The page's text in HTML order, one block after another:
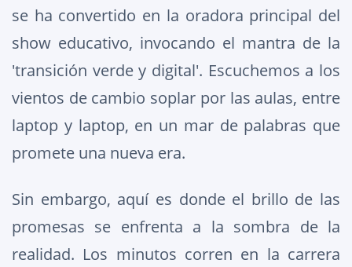
se ha convertido en la oradora principal del
show educativo, invocando el mantra de la
'transición verde y digital'. Escuchemos a los
vientos de cambio soplar por las aulas, entre
laptop y laptop, en un mar de palabras que
promete una nueva era.
Sin embargo, aquí es donde el brillo de las
promesas se enfrenta a la sombra de la
realidad. Los minutos corren en la carrera